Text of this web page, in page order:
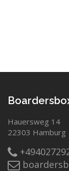
Hauersweg 14
22303 Hamburg